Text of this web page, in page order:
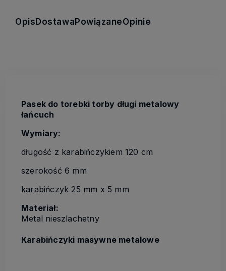
Opis Dostawa PowiązaneOpinie
Pasek do torebki torby długi metalowy
łańcuch
Wymiary:
długość z karabińczykiem 120 cm
szerokość 6 mm
karabińczyk 25 mm x 5 mm
Materiał:
Metal nieszlachetny
Karabińczyki masywne metalowe